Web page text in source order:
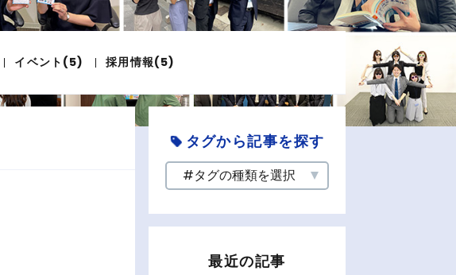
イベント(5) 採用情報(5)
タグから記事を探す
最近の記事